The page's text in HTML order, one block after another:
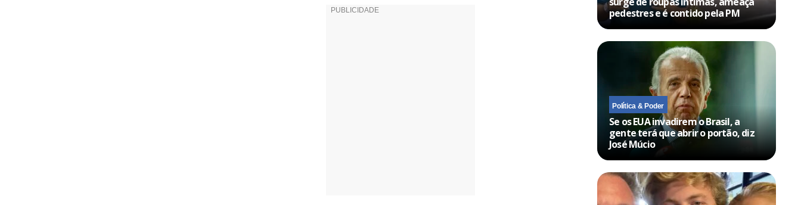
pedestres e é contido pela PM
Política & Poder
Se os EUA invadirem o Brasil, a
gente terá que abrir o portão, diz
José Múcio